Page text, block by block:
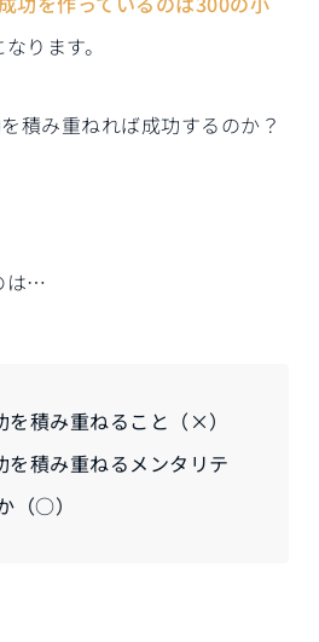
ります。
積み重ねれば成功するのか？
は…
積み重ねること（×）
を積み重ねるメンタリテ
（○）